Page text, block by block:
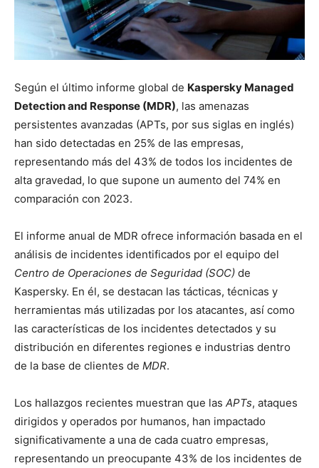
Según el último informe global de Kaspersky Managed
Detection and Response (MDR), las amenazas
persistentes avanzadas (APTs, por sus siglas en inglés)
han sido detectadas en 25% de las empresas,
representando más del 43% de todos los incidentes de
alta gravedad, lo que supone un aumento del 74% en
comparación con 2023.
El informe anual de MDR ofrece información basada en el
análisis de incidentes identificados por el equipo del
Centro de Operaciones de Seguridad (SOC) de
Kaspersky. En él, se destacan las tácticas, técnicas y
herramientas más utilizadas por los atacantes, así como
las características de los incidentes detectados y su
distribución en diferentes regiones e industrias dentro
de la base de clientes de MDR.
Los hallazgos recientes muestran que las APTs, ataques
dirigidos y operados por humanos, han impactado
significativamente a una de cada cuatro empresas,
representando un preocupante 43% de los incidentes de